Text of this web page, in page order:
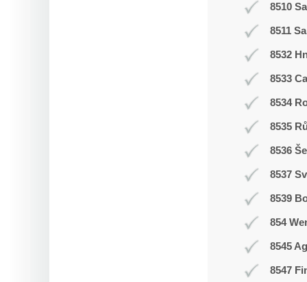
8510
8511
8532
8533
8534
8535
8536
8537
8539
854
8545
8547